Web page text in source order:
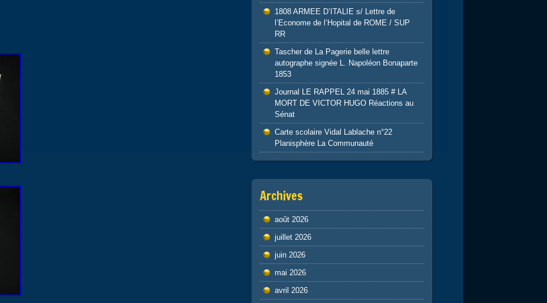
1808 ARMEE D’ITALIE s/ Lettre de
l’Econome de l’Hopital de ROME / SUP
RR
Tascher de La Pagerie belle lettre
autographe signée L. Napoléon Bonaparte
1853
Journal LE RAPPEL 24 mai 1885 # LA
MORT DE VICTOR HUGO Réactions au
Sénat
Carte scolaire Vidal Lablache n°22
Planisphère La Communauté
Archives
août 2026
juillet 2026
juin 2026
mai 2026
avril 2026